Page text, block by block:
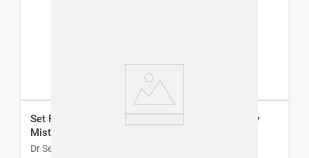
Set Rain Gel Classic Gel de Ducha x 260 g + Body
Mist x 120 ml
Dr Selby